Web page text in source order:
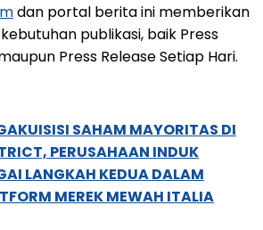
dan portal berita ini memberikan
publikasi, baik Press
Press Release Setiap Hari.
SAHAM MAYORITAS DI
PERUSAHAAN INDUK
LANGKAH KEDUA DALAM
MEREK MEWAH ITALIA